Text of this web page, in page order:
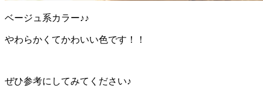
ベージュ系カラー♪♪
やわらかくてかわいい色です！！
ぜひ参考にしてみてください♪